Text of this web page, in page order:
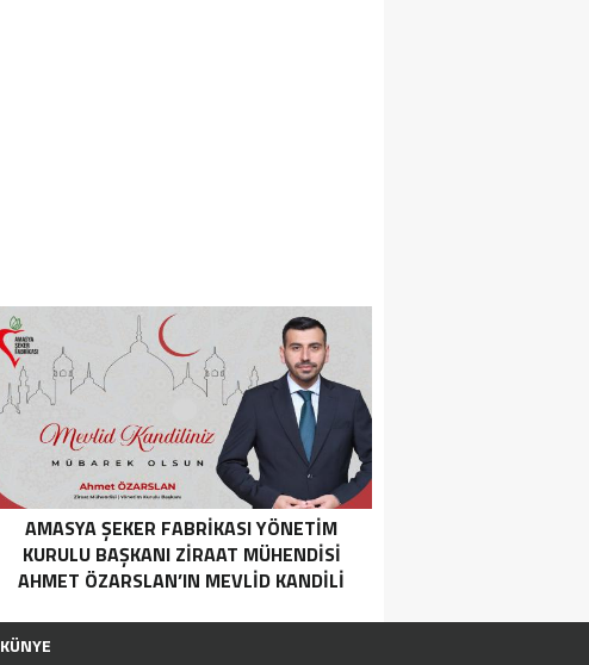
AMASYA ŞEKER FABRIKASI YÖNETIM
KURULU BAŞKANI ZIRAAT MÜHENDISI
AHMET ÖZARSLAN’IN MEVLID KANDILI
KÜNYE